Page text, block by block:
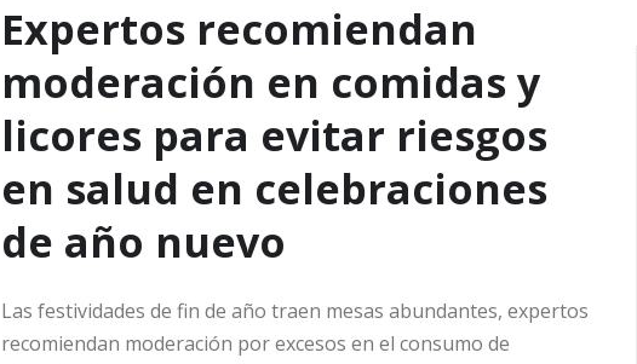
Expertos recomiendan
moderación en comidas y
licores para evitar riesgos
en salud en celebraciones
de año nuevo
Las festividades de fin de año traen mesas abundantes, expertos
recomiendan moderación por excesos en el consumo de